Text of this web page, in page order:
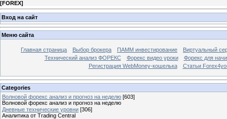
[FOREX]
Вход на сайт
Меню сайта
Главная страница Выбор брокера ПАММ инвестирование
Виртуальный
Технический анализ ФОРЕКС
Форекс видео уроки
Форекс для
Регистрация WebMoney-кошелька
Статьи
Categories
Волновой форекс анализ и прогноз на неделю [603]
Волновой форекс анализ и прогноз на неделю
Дневные технические уровни [306]
Аналитика от Trading Central